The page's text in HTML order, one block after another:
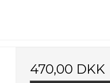
470,00 DKK